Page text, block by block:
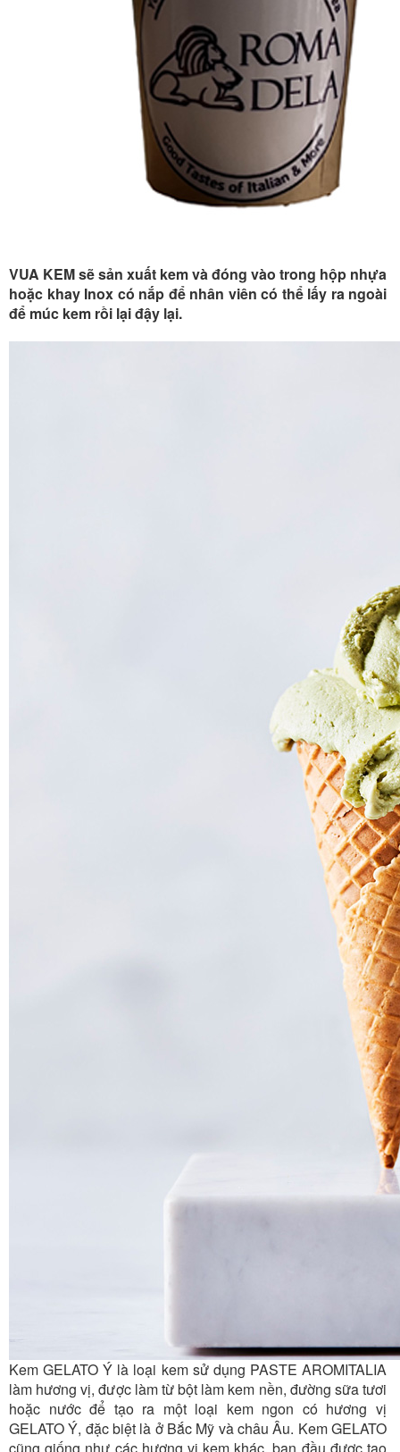
VUA KEM sẽ sản xuất kem và đóng vào trong hộp nhựa
hoặc khay Inox có nắp để nhân viên có thể lấy ra ngoài
để múc kem rồi lại đậy lại.
Kem GELATO Ý là loại kem sử dụng PASTE AROMITALIA
làm hương vị, được làm từ bột làm kem nền, đường sữa tươi
hoặc nước để tạo ra một loại kem ngon có hương vị
GELATO Ý, đặc biệt là ở Bắc Mỹ và châu Âu. Kem GELATO